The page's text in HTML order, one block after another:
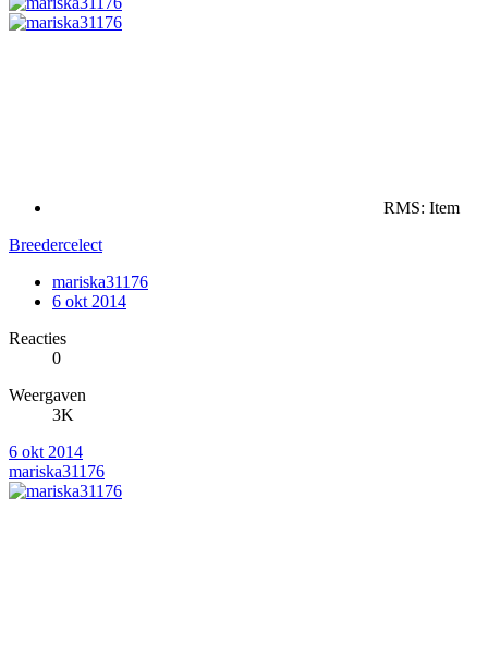
RMS: Item
Breedercelect
mariska31176
6 okt 2014
Reacties
0
Weergaven
3K
6 okt 2014
mariska31176